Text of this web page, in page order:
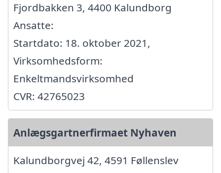
Fjordbakken 3, 4400 Kalundborg
Ansatte:
Startdato: 18. oktober 2021,
Virksomhedsform:
Enkeltmandsvirksomhed
CVR: 42765023
Anlægsgartnerfirmaet Nyhaven
Kalundborgvej 42, 4591 Føllenslev